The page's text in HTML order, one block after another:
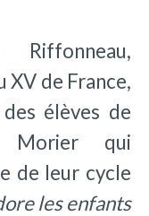
XV de France,
élèves de
qui
de leur cycle
les enfants